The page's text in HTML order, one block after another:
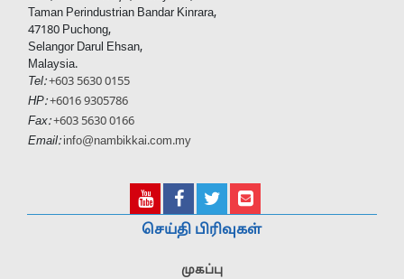
Taman Perindustrian Bandar Kinrara,
47180 Puchong,
Selangor Darul Ehsan,
Malaysia.
Tel:+603 5630 0155
HP:+6016 9305786
Fax: +603 5630 0166
Email: info@nambikkai.com.my
செய்தி பிரிவுகள்
முகப்பு